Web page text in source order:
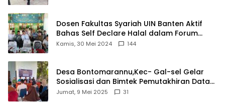
Dosen Fakultas Syariah UIN Banten Aktif
Bahas Self Declare Halal dalam Forum
Ijtima Ulama MUI
Kamis, 30 Mei 2024 144
Desa Bontomarannu,Kec- Gal-sel Gelar
Sosialisasi dan Bimtek Pemutakhiran Data
ID
Jumat, 9 Mei 2025 31